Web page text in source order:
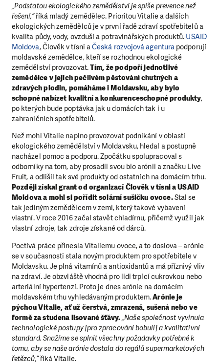
„Podstatou ekologického zemědělství je spíše prevence než
řešení,“říká mladý zemědělec. Prioritou Vitalie a dalších
ekologických zemědělců je v první řadě zdraví spotřebitelů a
kvalita půdy, vody, ovzduší a potravinářských produktů. USAID
Moldova, Člověk v tísni aČeská rozvojová agentura podporují
moldavské zemědělce, kteří se rozhodnou ekologické
zemědělství provozovat.Tím, že podpoří jednotlivé
zemědělce v jejich pečlivém pěstování chutných a
zdravých plodin, pomáháme i Moldavsku, aby bylo
schopné nabízet kvalitní a konkurenceschopné produkty,
po kterých bude poptávka jak u domácích tak i u
zahraničních spotřebitelů.
Než mohl Vitalie naplno provozovat podnikání v oblasti
ekologického zemědělství v Moldavsku, hledal a postupně
nacházel pomoc a podporu. Zpočátku spolupracoval s
odborníky na tom, aby prosadil svou bio arónii a značku Live
Fruit, a odlišil tak své produkty od ostatních na domácím trhu.
Později získal grant od organizací Člověk v tísni a USAID
Moldova a mohl si pořídit solární sušičku ovoce.Stal se
tak jediným zemědělcem v zemi, který takové vybavení
vlastní. V roce 2016 začal stavět chladírnu, přičemž využil jak
vlastní zdroje, tak zdroje získané od dárců.
Poctivá práce přinesla Vitaliemu ovoce, a to doslova – arónie
se v současnosti stala novým produktem pro spotřebitele v
Moldavsku. Je plná vitamínů a antioxidantů a má příznivý vliv
na zdraví. Je obzvláště vhodná pro lidi trpící cukrovkou nebo
arteriální hypertenzí. Proto je dnes arónie na domácím
moldavském trhu vyhledávaným produktem.Arónie je
pýchou Vitalie, ať už čerstvá, zmrazená, sušená nebo ve
formě za studena lisované šťávy.„Naše společnost vyvinula
technologické postupy [pro zpracování bobulí] a kvalitativní
standard. Snažíme se splnit všechny požadavky potřebné k
tomu, aby se naše arónie dostala do regálů supermarketových
řetězců,“říká Vitalie.